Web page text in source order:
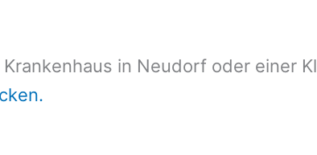
in Neudorf oder einer